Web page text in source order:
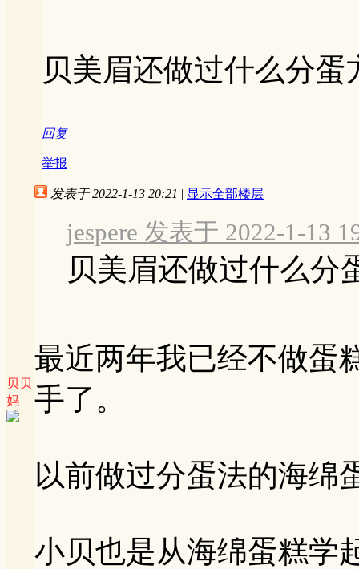
贝美眉还做过什么分
回复
举报
贝贝
妈
发表于 2022-1-13 20:21 | 显示全部楼层
jespere 发表于 2022-1-13
贝美眉还做过什么分
最近两年我已经不做蛋
手了。
以前做过分蛋法的海绵
小贝也是从海绵蛋糕学